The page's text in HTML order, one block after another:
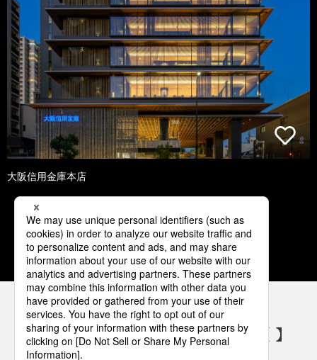
大阪信用金庫本店
1 2 3 4 5
パナソニックの電気設備 SNSアカウント